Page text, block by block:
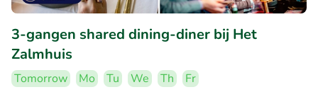
3-gangen shared dining-diner bij Het
Zalmhuis
Tomorrow Mo Tu We Th
Fr